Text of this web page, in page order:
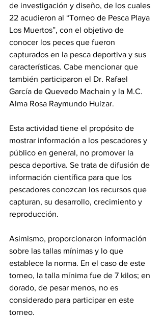
de investigación y diseño, de los cuales
22 acudieron al “Torneo de Pesca Playa
Los Muertos”, con el objetivo de
conocer los peces que fueron
capturados en la pesca deportiva y sus
características. Cabe mencionar que
también participaron el Dr. Rafael
García de Quevedo Machain y la M.C.
Alma Rosa Raymundo Huizar.
Esta actividad tiene el propósito de
mostrar información a los pescadores y
público en general, no promover la
pesca deportiva. Se trata de difusión de
información científica para que los
pescadores conozcan los recursos que
capturan, su desarrollo, crecimiento y
reproducción.
Asimismo, proporcionaron información
sobre las tallas mínimas y lo que
establece la norma. En el caso de este
torneo, la talla mínima fue de 7 kilos; en
dorado, de pesar menos, no es
considerado para participar en este
torneo.